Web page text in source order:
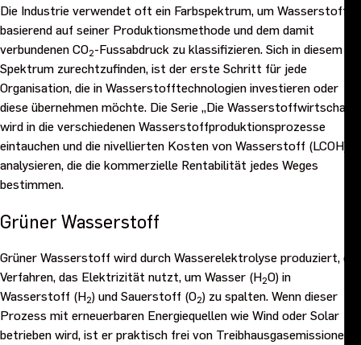
Sustainability
Rechtliches, Compliance und Qualität
Beschaffung
News, Stories und Whitepapers
Veranstaltungen & Ausstellungen
Kontaktieren Sie uns
Die Industrie verwendet oft ein Farbspektrum, um Wasserstoff
basierend auf seiner Produktionsmethode und dem damit
verbundenen CO2-Fussabdruck zu klassifizieren. Sich in diesem
Spektrum zurechtzufinden, ist der erste Schritt für jede
Organisation, die in Wasserstofftechnologien investieren oder
diese übernehmen möchte. Die Serie „Die Wasserstoffwirtschaft“
wird in die verschiedenen Wasserstoffproduktionsprozesse
eintauchen und die nivellierten Kosten von Wasserstoff (LCOH)
analysieren, die die kommerzielle Rentabilität jedes Weges
bestimmen.
Grüner Wasserstoff
Grüner Wasserstoff wird durch Wasserelektrolyse produziert, ein
Verfahren, das Elektrizität nutzt, um Wasser (H2O) in
Wasserstoff (H2) und Sauerstoff (O2) zu spalten. Wenn dieser
Prozess mit erneuerbaren Energiequellen wie Wind oder Solar
betrieben wird, ist er praktisch frei von Treibhausgasemissionen.